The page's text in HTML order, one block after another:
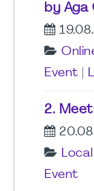
by Aga
Event
2.
Event